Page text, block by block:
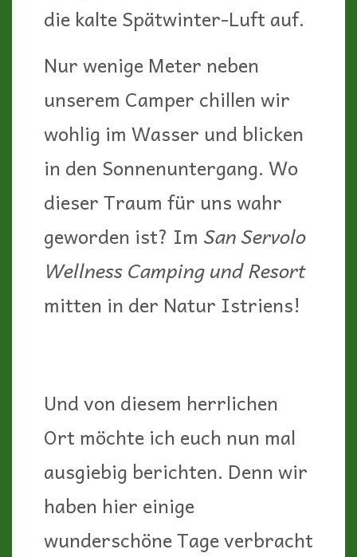
die kalte Spätwinter-Luft auf.
Nur wenige Meter neben
unserem Camper chillen wir
wohlig im Wasser und blicken
in den Sonnenuntergang. Wo
dieser Traum für uns wahr
geworden ist? Im San Servolo
Wellness Camping und Resort
mitten in der Natur Istriens!
Und von diesem herrlichen
Ort möchte ich euch nun mal
ausgiebig berichten. Denn wir
haben hier einige
wunderschöne Tage verbracht